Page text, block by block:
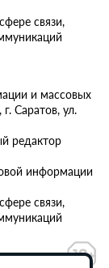
связи,
и массовых
Саратов, ул.
редактор
информации
связи,
данных